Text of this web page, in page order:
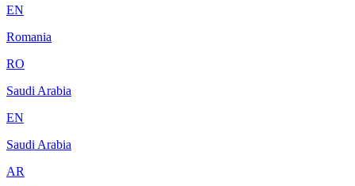
EN
Romania
RO
Saudi Arabia
EN
Saudi Arabia
AR